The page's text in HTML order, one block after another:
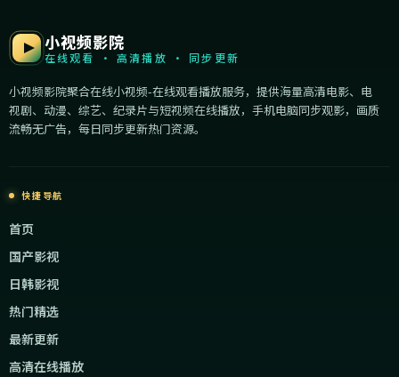
小视频影院
在线观看 · 高清播放 · 同步更新
小视频影院聚合在线小视频-在线观看播放服务，提供海量高清电影、电
视剧、动漫、综艺、纪录片与短视频在线播放，手机电脑同步观影，画质
流畅无广告，每日同步更新热门资源。
快捷导航
首页
国产影视
日韩影视
热门精选
最新更新
高清在线播放